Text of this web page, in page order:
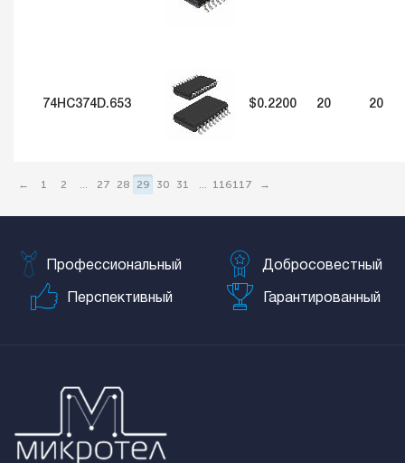
74HC374D.653 $0.2200 20 20
← 1 2 ... 27 28 29 30 31 ... 116117 →
Профессиональный Добросовестный
Перспективный Гарантированный